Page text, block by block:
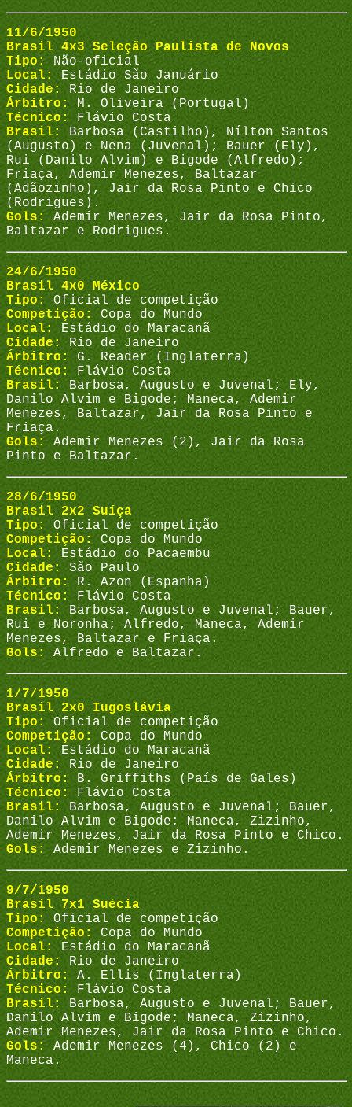
11/6/1950
Brasil 4x3 Seleção Paulista de Novos
Tipo: Não-oficial
Local: Estádio São Januário
Cidade: Rio de Janeiro
Árbitro:M. Oliveira (Portugal)
Técnico: Flávio Costa
Brasil: Barbosa (Castilho), Nílton Santos
(Augusto) e Nena (Juvenal); Bauer (Ely),
Rui (Danilo Alvim) e Bigode (Alfredo);
Friaça, Ademir Menezes, Baltazar
(Adãozinho), Jair da Rosa Pinto e Chico
(Rodrigues).
Gols: Ademir Menezes, Jair da Rosa Pinto,
Baltazar e Rodrigues.
24/6/1950
Brasil 4x0 México
Tipo: Oficial de competição
Competição: Copa do Mundo
Local: Estádio do Maracanã
Cidade:Rio de Janeiro
Árbitro: G. Reader (Inglaterra)
Técnico:Flávio Costa
Brasil:Barbosa, Augusto e Juvenal; Ely,
Danilo Alvim e Bigode; Maneca, Ademir
Menezes, Baltazar, Jair da Rosa Pinto e
Friaça.
Gols: Ademir Menezes (2), Jair da Rosa
Pinto e Baltazar.
28/6/1950
Brasil 2x2 Suíça
Tipo: Oficial de competição
Competição:Copa do Mundo
Local: Estádio do Pacaembu
Cidade:São Paulo
Árbitro: R. Azon (Espanha)
Técnico:Flávio Costa
Brasil:Barbosa, Augusto e Juvenal; Bauer,
Rui e Noronha; Alfredo, Maneca, Ademir
Menezes, Baltazar e Friaça.
Gols: Alfredo e Baltazar.
1/7/1950
Brasil 2x0 Iugoslávia
Tipo: Oficial de competição
Competição: Copa do Mundo
Local:Estádio do Maracanã
Cidade: Rio de Janeiro
Árbitro:B. Griffiths (País de Gales)
Técnico: Flávio Costa
Brasil: Barbosa, Augusto e Juvenal; Bauer,
Danilo Alvim e Bigode; Maneca, Zizinho,
Ademir Menezes, Jair da Rosa Pinto e Chico.
Gols: Ademir Menezes e Zizinho.
9/7/1950
Brasil 7x1 Suécia
Tipo: Oficial de competição
Competição: Copa do Mundo
Local: Estádio do Maracanã
Cidade: Rio de Janeiro
Árbitro:A. Ellis (Inglaterra)
Técnico: Flávio Costa
Brasil: Barbosa, Augusto e Juvenal; Bauer,
Danilo Alvim e Bigode; Maneca, Zizinho,
Ademir Menezes, Jair da Rosa Pinto e Chico.
Gols: Ademir Menezes (4), Chico (2) e
Maneca.